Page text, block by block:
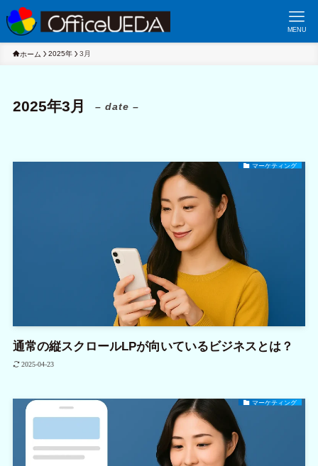
MENU
ホーム 2025年 3月
2025年3月 – date –
マーケティング
通常の縦スクロールLPが向いているビジネスとは？
2025-04-23
マーケティング